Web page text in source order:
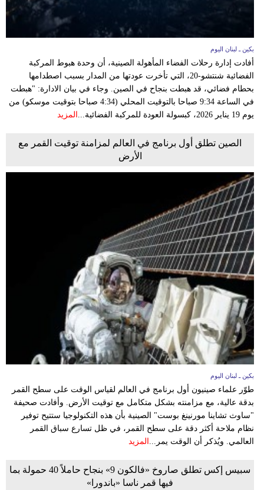
بكين ـ لبنان اليوم
أفادت إدارة رحلات الفضاء المأهولة الصينية، أن وحدة هبوط المركبة
الفضائية شنتشو-20، التي تأخرت عودتها من المدار بسبب اصطدامها
بحطام فضائي، قد هبطت بنجاح في الصين. وجاء في بيان الادارة: "هبطت
في الساعة 9:34 صباحا بالتوقيت المحلي (4:34 صباحا بتوقيت موسكو) من
يوم 19 يناير 2026، كبسولة العودة للمركبة الفضائية...
المزيد
الصين تطلق أول برنامج في العالم لمزامنة توقيت القمر مع
الأرض
بكين ـ لبنان اليوم
طوّر علماء صينيون أول برنامج في العالم لقياس الوقت على سطح القمر
بدقة عالية، مع مزامنته بشكل متكامل مع توقيت الأرض. وأفادت صحيفة
"ساوث تشاينا مورنينغ بوست" الصينية بأن هذه التكنولوجيا ستتيح توفير
نظام ملاحة أكثر دقة على سطح القمر، في ظل تسارع سباق القمر
العالمي. ويُذكر أن الوقت يمر... المزيد
سبيس إكس تطلق صاروخ «فالكون 9» بنجاح حاملاً 40 حمولة بما
فيها قمر ناسا «باندورا»